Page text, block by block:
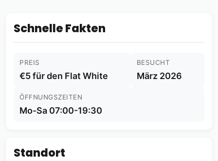
Schnelle Fakten
PREIS
€5 für den Flat White
BESUCHT
März 2026
ÖFFNUNGSZEITEN
Mo-Sa 07:00-19:30
Standort